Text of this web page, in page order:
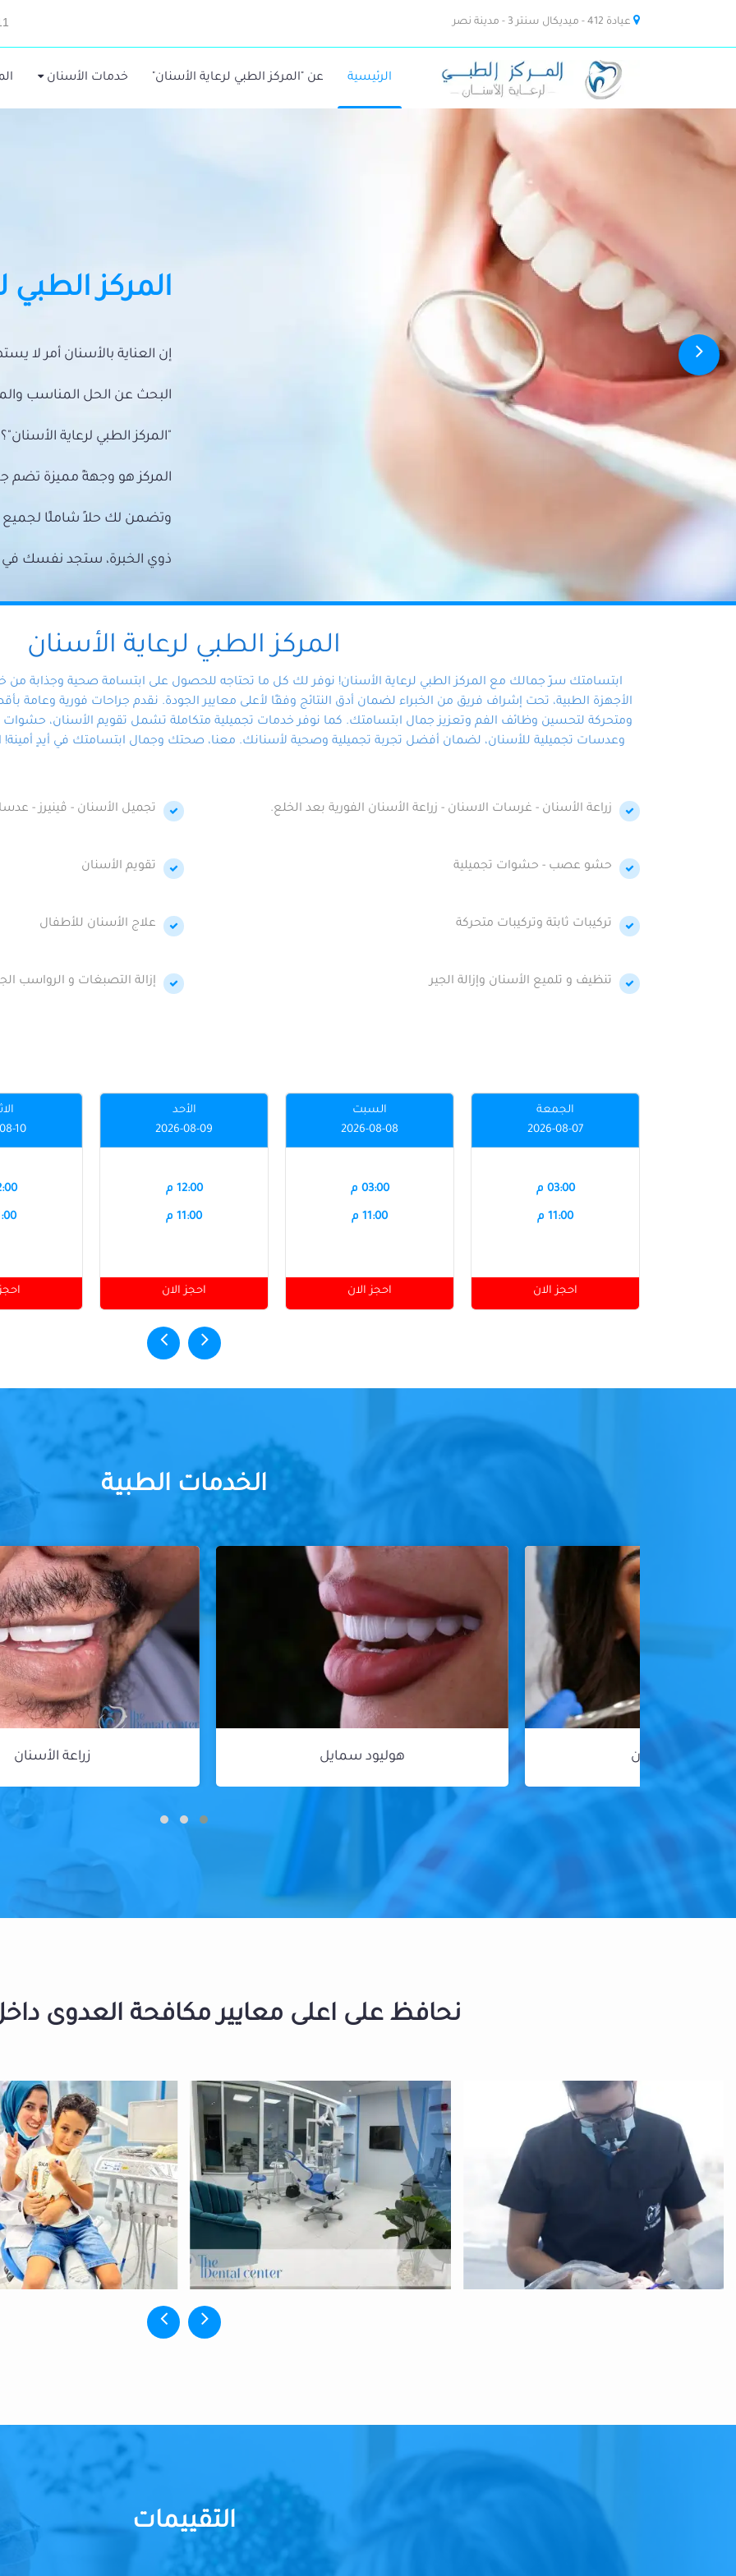
عيادة 412 - ميديكال سنتر 3 - مدينة نصر
الرئيسية عن "المركز الطبي لرعاية الأسنان" خدمات الأسنان
المركز الطبي
إن العناية بالأسنان أمر لا
البحث عن الحل المناسب
"المركز الطبي لرعاية الأسنان"؟
المركز هو وجهةً مميزة تضم
وتضمن لك حلاً شاملًا
ذوي الخبرة، ستجد نفسك في
المركز الطبي لرعاية الأسنان
ابتسامتك سرّ جمالك مع المركز الطبي لرعاية الأسنان! نوفر لك كل ما تحتاجه للحصول على ابتسامة صحية وجذابة
الأجهزة الطبية، تحت إشراف فريق من الخبراء لضمان أدق النتائج وفقًا لأعلى معايير الجودة. نقدم جراحات فورية وعامة
ومتحركة لتحسين وظائف الفم وتعزيز جمال ابتسامتك. كما نوفر خدمات تجميلية متكاملة تشمل تقويم الأسنان، حشوات
وعدسات تجميلية للأسنان، لضمان أفضل تجربة تجميلية وصحية لأسنانك. معنا، صحتك وجمال ابتسامتك في أيدٍ أمينة!
زراعة الأسنان - غرسات الاسنان - زراعة الأسنان الفورية بعد الخلع. تجميل الأسنان - ڤينيرز -
حشو عصب - حشوات تجميلية تقويم الأسنان
تركيبات ثابتة وتركيبات متحركة علاج الأسنان للأطفال
تنظيف و تلميع الأسنان وإزالة الجير إزالة التصبغات و الرواسب
الجمعة
2026-08-07
03:00 م
11:00 م
احجز الان
السبت
2026-08-08
03:00 م
11:00 م
احجز الان
الأحد
2026-08-09
12:00 م
11:00 م
احجز الان
10
الخدمات الطبية
هوليود سمايل
نحافظ على اعلى معايير مكافحة العدوى
التقييمات